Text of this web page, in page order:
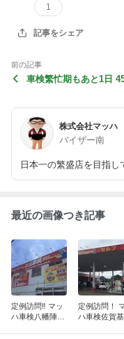
1
記事をシェア
前の記事
車検繁忙期もあと1日
バイザー南
日本一の繁盛店を目指し
最近の画像つき記事
定例訪問‼︎ マッ
ハ車検八幡陣原
定例訪問！
ハ車検佐賀基